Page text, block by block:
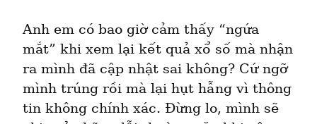
Anh em có bao giờ cảm thấy “ngứa
mắt” khi xem lại kết quả xổ số mà nhận
ra mình đã cập nhật sai không? Cứ ngỡ
mình trúng rồi mà lại hụt hẫng vì thông
tin không chính xác. Đừng lo, mình sẽ